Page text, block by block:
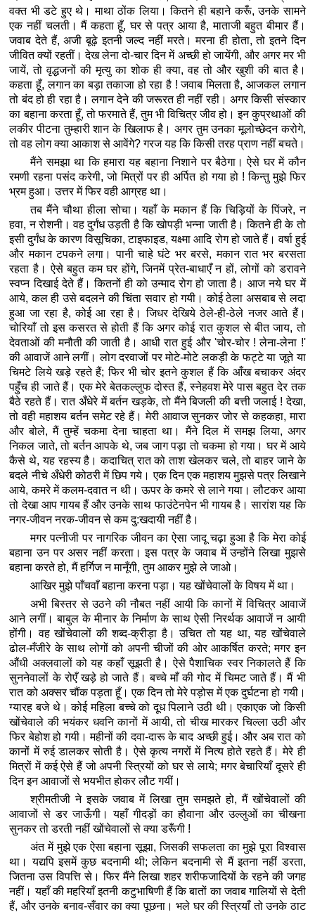
वक्त भी डटे हुए थे। माथा ठोंक लिया। कितने ही बहाने करूँ, उनके सामने
एक नहीं चलती। मैं कहता हूँ, घर से पत्र आया है, माताजी बहुत बीमार हैं।
जवाब देते हैं, अजी बूढ़े इतनी जल्द नहीं मरते। मरना ही होता, तो इतने दिन
जीवित क्यों रहतीं। देख लेना दो-चार दिन में अच्छी हो जायेंगी, और अगर मर भी
जायें, तो वृद्धजनों की मृत्यु का शोक ही क्या, वह तो और खुशी की बात है।
कहता हूँ, लगान का बड़ा तकाजा हो रहा है ! जवाब मिलता है, आजकल लगान
तो बंद हो ही रहा है। लगान देने की जरूरत ही नहीं रही। अगर किसी संस्कार
का बहाना करता हूँ, तो फरमाते हैं, तुम भी विचित्र जीव हो। इन कुप्रथाओं की
लकीर पीटना तुम्हारी शान के खिलाफ है। अगर तुम उनका मूलोच्छेदन करोगे,
तो वह लोग क्या आकाश से आवेंगे? गरज यह कि किसी तरह प्राण नहीं बचते।
मैंने समझा था कि हमारा यह बहाना निशाने पर बैठेगा। ऐसे घर में कौन
रमणी रहना पसंद करेगी, जो मित्रों पर ही अर्पित हो गया हो ! किन्तु मुझे फिर
भ्रम हुआ। उत्तर में फिर वही आग्रह था।
तब मैंने चौथा हीला सोचा। यहाँ के मकान हैं कि चिड़ियों के पिंजरे, न
हवा, न रोशनी। वह दुर्गंध उड़ती है कि खोपड़ी भन्ना जाती है। कितने ही के तो
इसी दुर्गंध के कारण विसूचिका, टाइफाइड, यक्ष्मा आदि रोग हो जाते हैं। वर्षा हुई
और मकान टपकने लगा। पानी चाहे घंटे भर बरसे, मकान रात भर बरसता
रहता है। ऐसे बहुत कम घर होंगे, जिनमें प्रेत-बाधाएँ न हों, लोगों को डरावने
स्वप्न दिखाई देते हैं। कितनों ही को उन्माद रोग हो जाता है। आज नये घर में
आये, कल ही उसे बदलने की चिंता सवार हो गयी। कोई ठेला असबाब से लदा
हुआ जा रहा है, कोई आ रहा है। जिधर देखिये ठेले-ही-ठेले नजर आते हैं।
चोरियाँ तो इस कसरत से होती हैं कि अगर कोई रात कुशल से बीत जाय, तो
देवताओं की मनौती की जाती है। आधी रात हुई और 'चोर-चोर ! लेना-लेना !'
की आवाजें आने लगीं। लोग दरवाजों पर मोटे-मोटे लकड़ी के फट्टे या जूते या
चिमटे लिये खड़े रहते हैं; फिर भी चोर इतने कुशल हैं कि आँख बचाकर अंदर
पहुँच ही जाते हैं। एक मेरे बेतकल्लुफ दोस्त हैं, स्नेहवश मेरे पास बहुत देर तक
बैठे रहते हैं। रात अँधेरे में बर्तन खड़के, तो मैंने बिजली की बत्ती जलाई ! देखा,
तो वही महाशय बर्तन समेट रहे हैं। मेरी आवाज सुनकर जोर से कहकहा, मारा
और बोले, मैं तुम्हें चकमा देना चाहता था। मैंने दिल में समझ लिया, अगर
निकल जाते, तो बर्तन आपके थे, जब जाग पड़ा तो चकमा हो गया। घर में आये
कैसे थे, यह रहस्य है। कदाचित् रात को ताश खेलकर चले, तो बाहर जाने के
बदले नीचे अँधेरी कोठरी में छिप गये। एक दिन एक महाशय मुझसे पत्र लिखाने
आये, कमरे में कलम-दवात न थी। ऊपर के कमरे से लाने गया। लौटकर आया
तो देखा आप गायब हैं और उनके साथ फाउंटेनपेन भी गायब है। सारांश यह कि
नगर-जीवन नरक-जीवन से कम दु:खदायी नहीं है।
मगर पत्नीजी पर नागरिक जीवन का ऐसा जादू चढ़ा हुआ है कि मेरा कोई
बहाना उन पर असर नहीं करता। इस पत्र के जवाब में उन्होंने लिखा मुझसे
बहाना करते हो, मैं हर्गिज न मानूँगी, तुम आकर मुझे ले जाओ।
आखिर मुझे पाँचवाँ बहाना करना पड़ा। यह खोंचेवालों के विषय में था।
अभी बिस्तर से उठने की नौबत नहीं आयी कि कानों में विचित्र आवाजें
आने लगीं। बाबुल के मीनार के निर्माण के साथ ऐसी निरर्थक आवाजें न आयी
होंगी। वह खोंचेवालों की शब्द-क्रीड़ा है। उचित तो यह था, यह खोंचेवाले
ढोल-मँजीरे के साथ लोगों को अपनी चीजों की ओर आकर्षित करते; मगर इन
औंधी अक्लवालों को यह कहाँ सूझती है। ऐसे पैशाचिक स्वर निकालते हैं कि
सुननेवालों के रोएँ खड़े हो जाते हैं। बच्चे माँ की गोद में चिमट जाते हैं। मैं भी
रात को अक्सर चौंक पड़ता हूँ। एक दिन तो मेरे पड़ोस में एक दुर्घटना हो गयी।
ग्यारह बजे थे। कोई महिला बच्चे को दूध पिलाने उठी थी। एकाएक जो किसी
खोंचेवाले की भयंकर धवनि कानों में आयी, तो चीख मारकर चिल्ला उठी और
फिर बेहोश हो गयी। महीनों की दवा-दारू के बाद अच्छी हुई। और अब रात को
कानों में रुई डालकर सोती है। ऐसे कृत्य नगरों में नित्य होते रहते हैं। मेरे ही
मित्रों में कई ऐसे हैं जो अपनी स्त्रियों को घर से लाये; मगर बेचारियाँ दूसरे ही
दिन इन आवाजों से भयभीत होकर लौट गयीं।
श्रीमतीजी ने इसके जवाब में लिखा तुम समझते हो, मैं खोंचेवालों की
आवाजों से डर जाऊँगी। यहाँ गीदड़ों का हौवाना और उल्लुओं का चीखना
सुनकर तो डरती नहीं खोंचेवालों से क्या डरूँगी !
अंत में मुझे एक ऐसा बहाना सूझा, जिसकी सफलता का मुझे पूरा विश्वास
था। यद्यपि इसमें कुछ बदनामी थी; लेकिन बदनामी से मैं इतना नहीं डरता,
जितना उस विपत्ति से। फिर मैंने लिखा शहर शरीफजादियों के रहने की जगह
नहीं। यहाँ की महरियाँ इतनी कटुभाषिणी हैं कि बातों का जवाब गालियों से देती
हैं, और उनके बनाव-सँवार का क्या पूछना। भले घर की स्त्रियाँ तो उनके ठाट